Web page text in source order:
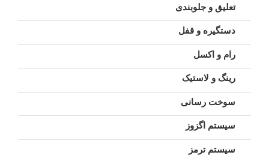
تعلیق و جلوبندی
دستگیره و قفل
رام و اکسل
رینگ و لاستیک
سوخت رسانی
سیستم اگزوز
سیستم ترمز